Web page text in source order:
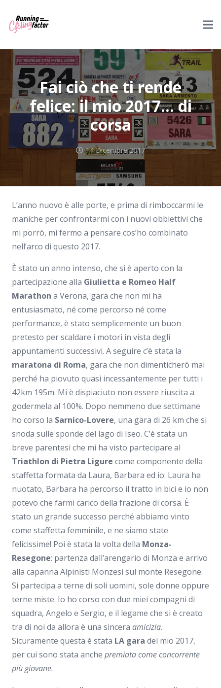
Fai ciò che ti rende
felice: il mio 2017… di
corsa
14 Dicembre 2017
L’anno nuovo è alle porte, e prima di rimboccarmi le
maniche per confrontarmi con i nuovi obbiettivi che
mi porrò, mi fermo a pensare cos’ho combinato
nell’arco di questo 2017.
È stato un anno intenso, che si è aperto con la
partecipazione alla Giulietta e Romeo Half
Marathon a Verona, gara che non mi ha
entusiasmato, né come percorso né come
performance, è stato semplicemente un buon
pretesto per scaldare i motori in vista degli
appuntamenti successivi. A seguire c’è stata la
maratona di Roma, gara che non dimenticherò mai
perché ha piovuto quasi incessantemente per tutti i
42km 195m. Mi è dispiaciuto non essere riuscita a
godermela al 100%. Dopo nemmeno due settimane
ho corso la Sarnico-Lovere, una gara di 26 km che si
snoda sulle sponde del lago di Iseo. C’è stata un
breve parentesi che mi ha visto partecipare al
Triathlon di Pietra Ligure come componente della
staffetta formata da Laura, Barbara ed io: Laura ha
nuotato, Barbara ha percorso il tratto in bici e io non
potevo che farmi carico della frazione di corsa. È
stato un grande successo perché abbiamo vinto
come staffetta femminile, e ne siamo state
felicissime! Poi è stata la volta della Monza-
Resegone: partenza dall’arengario di Monza e arrivo
alla capanna Alpinisti Monzesi sul monte Resegone.
Si partecipa a terne di soli uomini, sole donne oppure
terne miste. Io ho corso con due miei compagni di
squadra, Angelo e Sergio, e il legame che si è creato
tra di noi da allora è una sincera amicizia.
Sicuramente questa è stata LA gara del mio 2017,
per cui sono stata anche premiata come concorrente
più giovane.